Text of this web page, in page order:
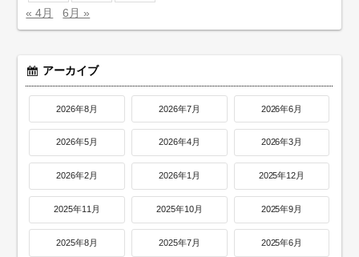
« 4月
6月 »
アーカイブ
2026年8月 2026年7月 2026年6月
2026年5月 2026年4月 2026年3月
2026年2月 2026年1月 2025年12月
2025年11月 2025年10月 2025年9月
2025年8月 2025年7月 2025年6月